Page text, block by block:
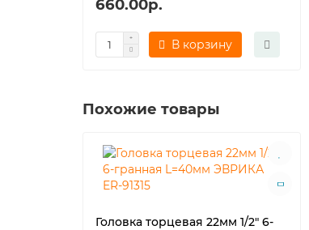
660.00р.
В корзину
Похожие товары
Головка торцевая 22мм 1/2" 6-